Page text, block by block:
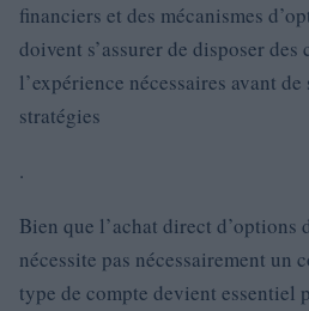
financiers et des mécanismes
doivent s’assurer de disposer des
l’expérience nécessaires avant
stratégies
.
Bien que l’achat direct d’options
nécessite pas nécessairement un
type de compte devient essentiel